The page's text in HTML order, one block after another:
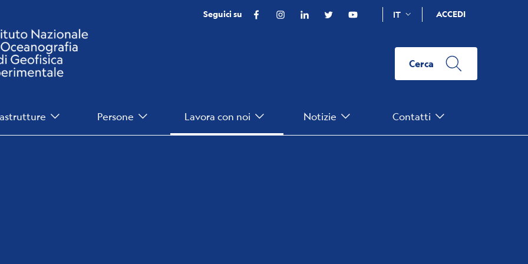
Seguici su FacebookInstagramLinkedinTwitter IT ACCEDI
Cerca
Persone Lavora con noi Notizie Contatti